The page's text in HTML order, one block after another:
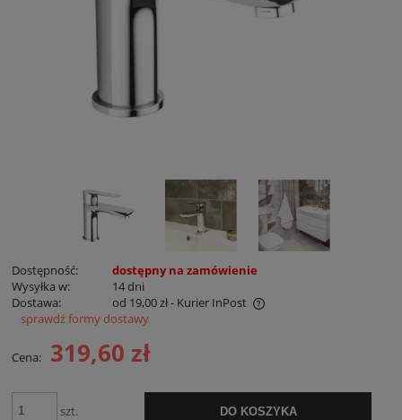
Dostępność:
dostępny na zamówienie
Wysyłka w:
14 dni
Dostawa:
od 19,00 zł- Kurier InPost
Cena nie zawiera ewentualnych kosztów płatności
sprawdź formy dostawy
Cena: 319,60 zł
szt. DO KOSZYKA